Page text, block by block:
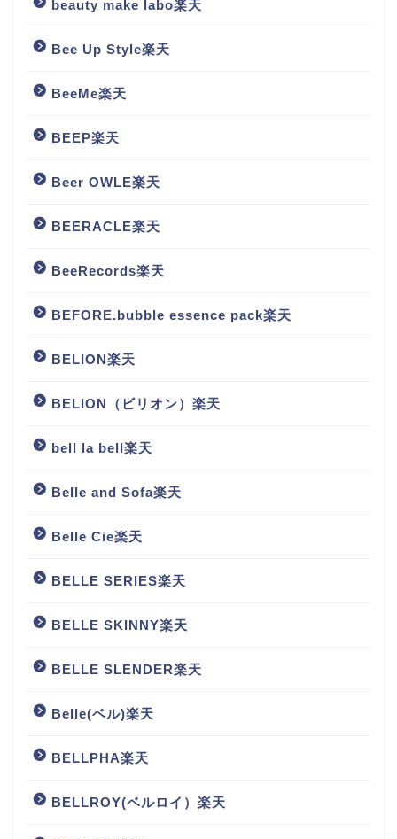
beauty make labo楽天
Bee Up Style楽天
BeeMe楽天
BEEP楽天
Beer OWLE楽天
BEERACLE楽天
BeeRecords楽天
BEFORE.bubble essence pack楽天
BELION楽天
BELION（ビリオン）楽天
bell la bell楽天
Belle and Sofa楽天
Belle Cie楽天
BELLE SERIES楽天
BELLE SKINNY楽天
BELLE SLENDER楽天
Belle(ベル)楽天
BELLPHA楽天
BELLROY(ベルロイ）楽天